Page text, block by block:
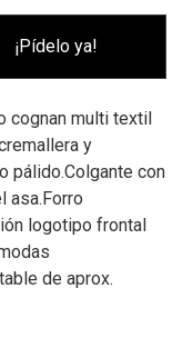
¡Pídelo ya!
cognan multi textil
y
pálido.Colgante con
asa.Forro
logotipo frontal
de aprox.